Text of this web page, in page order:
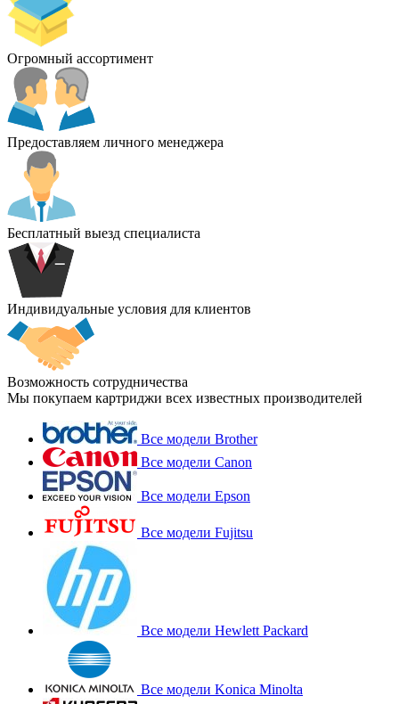
Огромный ассортимент
Предоставляем личного менеджера
Бесплатный выезд специалиста
Индивидуальные условия для клиентов
Возможность сотрудничества
Мы покупаем картриджи всех известных производителей
Все модели Brother
Все модели Canon
Все модели Epson
Все модели Fujitsu
Все модели Hewlett Packard
Все модели Konica Minolta